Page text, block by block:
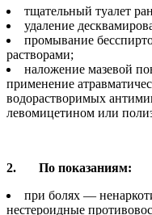
тщательный туалет
удаление
промывание
растворами;
наложение мазевой
применение
водорастворимых
левомицетином или
2. По показаниям:
при болях —
нестероидные